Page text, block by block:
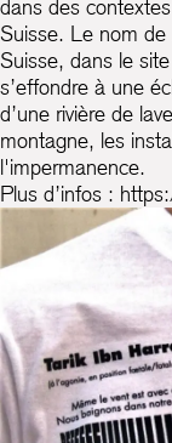
dans des
Suisse. Le nom de
Suisse, dans le
s’effondre à une
d’une rivière de
montagne, les
l'impermanence.
Plus d’infos :